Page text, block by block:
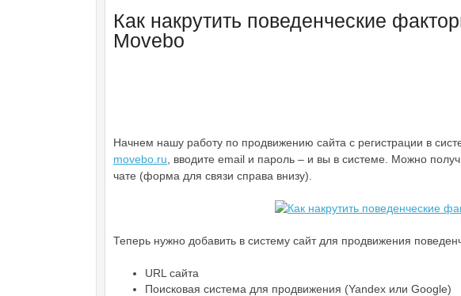
Как накрутить поведенческие
Movebo
Начнем нашу работу по продвижению сайта с регистрации в
movebo.ru , вводите email и пароль – и вы в системе. Можно
чате (форма для связи справа внизу).
Теперь нужно добавить в систему сайт для продвижения
URL сайта
Поисковая система для продвижения (Yandex или Google)